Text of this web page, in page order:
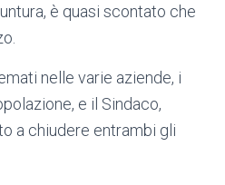
è quasi scontato che
nelle varie aziende, i
e il Sindaco,
a chiudere entrambi gli